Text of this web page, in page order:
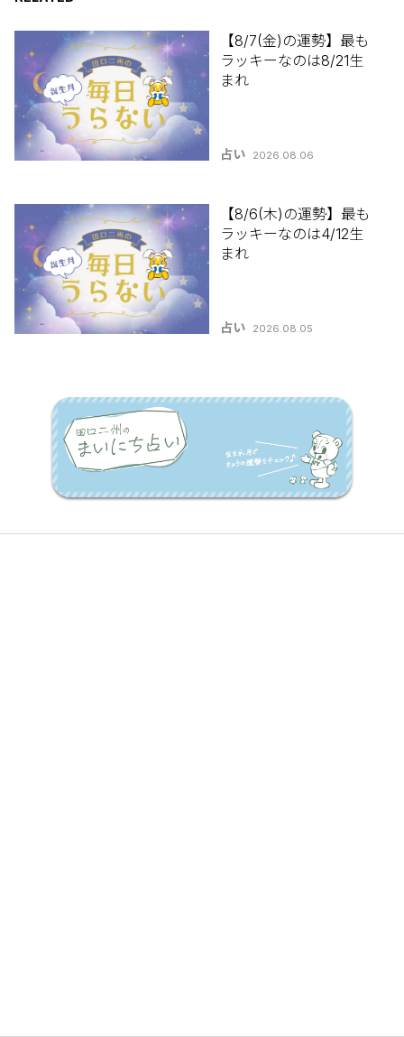
【8/7(金)の運勢】最も
ラッキーなのは8/21生
まれ
占い 2026.08.06
【8/6(木)の運勢】最も
ラッキーなのは4/12生
まれ
占い 2026.08.05